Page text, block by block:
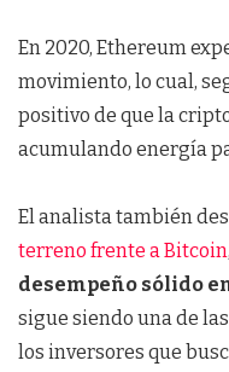
En 2020, Ethereum
movimiento, lo cual,
positivo de que la
acumulando energía
El analista también
terreno frente a Bitcoin,
desempeño sólido
sigue siendo una de
los inversores que